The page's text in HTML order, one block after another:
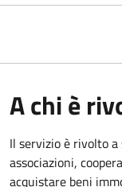
A chi è
Il servizio è rivolto
associazioni,
acquistare beni